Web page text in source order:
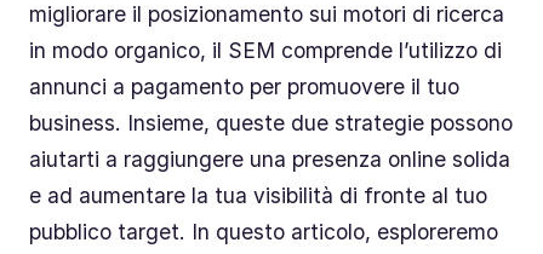
migliorare il posizionamento sui motori di ricerca
in modo organico, il SEM comprende l’utilizzo di
annunci a pagamento per promuovere il tuo
business. Insieme, queste due strategie possono
aiutarti a raggiungere una presenza online solida
e ad aumentare la tua visibilità di fronte al tuo
pubblico target. In questo articolo, esploreremo